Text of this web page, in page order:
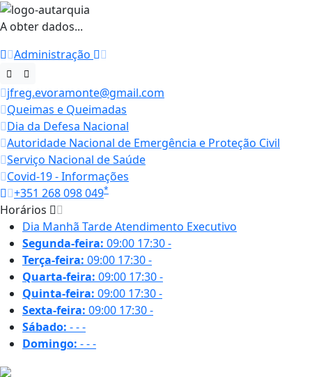
A obter dados...
Administração
jfreg.evoramonte@gmail.com
Queimas e Queimadas
Dia da Defesa Nacional
Autoridade Nacional de Emergência e Proteção Civil
Serviço Nacional de Saúde
Covid-19 - Informações
+351 268 098 049*
Horários
Dia Manhã TardeAtendimento Executivo
Segunda-feira: 09:00 17:30-
Terça-feira: 09:00 17:30-
Quarta-feira: 09:00 17:30-
Quinta-feira: 09:00 17:30-
Sexta-feira: 09:00 17:30-
Sábado: ---
Domingo: ---